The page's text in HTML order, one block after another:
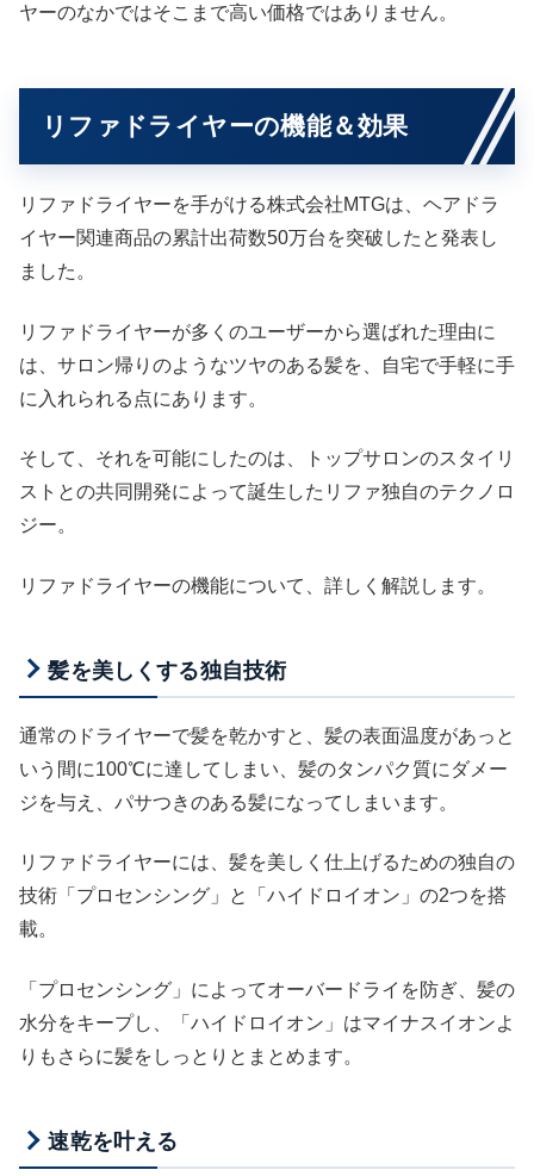
ヤーのなかではそこまで高い価格ではありません。
リファドライヤーの機能＆効果
リファドライヤーを手がける株式会社MTGは、ヘアドラ
イヤー関連商品の累計出荷数50万台を突破したと発表し
ました。
リファドライヤーが多くのユーザーから選ばれた理由に
は、サロン帰りのようなツヤのある髪を、自宅で手軽に手
に入れられる点にあります。
そして、それを可能にしたのは、トップサロンのスタイリ
ストとの共同開発によって誕生したリファ独自のテクノロ
ジー。
リファドライヤーの機能について、詳しく解説します。
髪を美しくする独自技術
通常のドライヤーで髪を乾かすと、髪の表面温度があっと
いう間に100℃に達してしまい、髪のタンパク質にダメー
ジを与え、パサつきのある髪になってしまいます。
リファドライヤーには、髪を美しく仕上げるための独自の
技術「プロセンシング」と「ハイドロイオン」の2つを搭
載。
「プロセンシング」によってオーバードライを防ぎ、髪の
水分をキープし、「ハイドロイオン」はマイナスイオンよ
りもさらに髪をしっとりとまとめます。
速乾を叶える